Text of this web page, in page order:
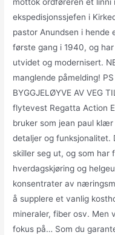
mottok ordføreren et linni
ekspedisjonssjefen i
pastor Anundsen i hende
første gang i 1940, og
utvidet og modernisert.
manglende påmelding!
BYGGJELØYVE AV VEG
flytevest Regatta Action
bruker som jean paul
detaljer og funksjonalitet.
skiller seg ut, og som har
hverdagskjøring og
konsentrater av
å supplere et vanlig
mineraler, fiber osv. Men
fokus på… Som du